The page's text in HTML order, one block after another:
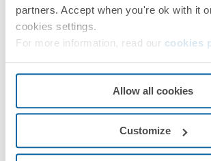
partners. Accept when you're ok with it
cookies settings.
For more information, read our cookies
Allow all cookies
Customize
Cinza
Simon Canalización
TSA1605502/9